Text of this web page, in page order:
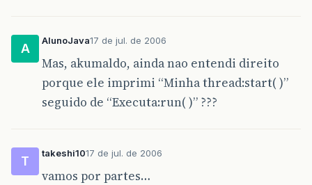
A
AlunoJava17 de jul. de 2006
Mas, akumaldo, ainda nao entendi direito
porque ele imprimi “Minha thread:start( )”
seguido de “Executa:run( )” ???
T
takeshi1017 de jul. de 2006
vamos por partes…